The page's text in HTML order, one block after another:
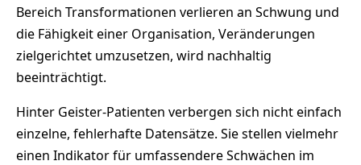
Bereich Transformationen verlieren an Schwung und
die Fähigkeit einer Organisation, Veränderungen
zielgerichtet umzusetzen, wird nachhaltig
beeinträchtigt.
Hinter Geister-Patienten verbergen sich nicht einfach
einzelne, fehlerhafte Datensätze. Sie stellen vielmehr
einen Indikator für umfassendere Schwächen im